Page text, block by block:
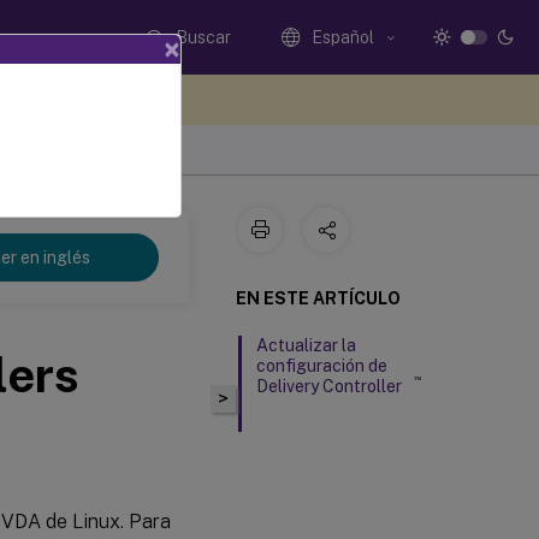
Buscar Español
en inglés
de Linux. Para
>
EN ESTE ARTÍCULO
Actualizar la
configuración de
Delivery Controller
™
×